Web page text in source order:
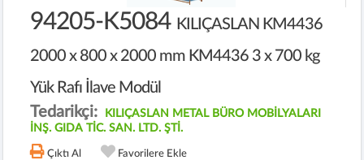
94205-K5084 KILIÇASLAN KM4436
2000 x 800 x 2000 mm KM4436 3 x 700 kg
Yük Rafı İlave Modül
Tedarikçi:
KILIÇASLAN METAL BÜRO MOBİLYALARI
İNŞ. GIDA TİC. SAN. LTD. ŞTİ.
Çıktı Al
Favorilere Ekle